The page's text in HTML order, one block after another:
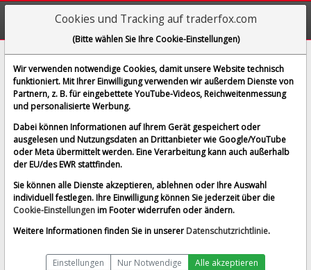
Broadmark Realty Capital
[BRMK | ISIN US11135B1008]
4,890 $ -1,21 %
Echtzeit-Aktienkurs vom 30.05.2023 um 21:19 Uhr
New York Splitbereinigt
Cookies und Tracking auf traderfox.com
(Bitte wählen Sie Ihre Cookie-Einstellungen)
Wir verwenden notwendige Cookies, damit unsere Website technisch
funktioniert. Mit Ihrer Einwilligung verwenden wir außerdem Dienste von
Partnern, z. B. für eingebettete YouTube-Videos, Reichweitenmessung
und personalisierte Werbung.
Dabei können Informationen auf Ihrem Gerät gespeichert oder
ausgelesen und Nutzungsdaten an Drittanbieter wie Google/YouTube
oder Meta übermittelt werden. Eine Verarbeitung kann auch außerhalb
der EU/des EWR stattfinden.
Sie können alle Dienste akzeptieren, ablehnen oder Ihre Auswahl
individuell festlegen. Ihre Einwilligung können Sie jederzeit über die
Cookie-Einstellungenim Footer widerrufen oder ändern.
Weitere Informationen finden Sie in unserer Datenschutzrichtlinie.
Einstellungen Nur Notwendige Alle akzeptieren